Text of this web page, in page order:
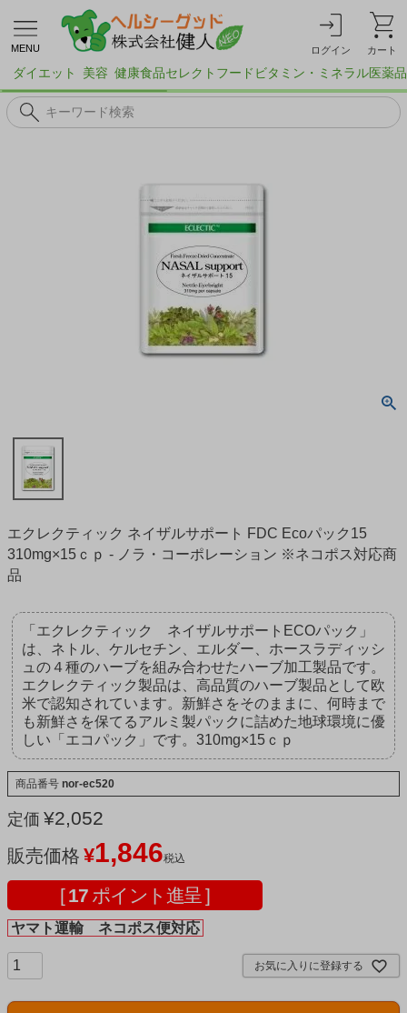
MENU ログイン カート
ダイエット 美容 健康食品セレクトフード ビタミン・ミネラル医薬品
エクレクティック ネイザルサポート FDC Ecoパック15
310mg×15ｃｐ - ノラ・コーポレーション ※ネコポス対応商
品
「エクレクティック ネイザルサポートECOパック」
は、ネトル、ケルセチン、エルダー、ホースラディッシ
ュの４種のハーブを組み合わせたハーブ加工製品です。
エクレクティック製品は、高品質のハーブ製品として欧
米で認知されています。新鮮さをそのままに、何時まで
も新鮮さを保てるアルミ製パックに詰めた地球環境に優
しい「エコパック」です。310mg×15ｃｐ
商品番号 nor-ec520
定価 ¥2,052
販売価格 ¥1,846税込
[ 17 ポイント進呈 ]
ヤマト運輸 ネコポス便対応
お気に入りに登録する